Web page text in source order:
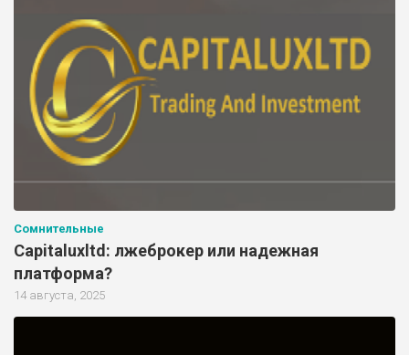
Сомнительные
Capitaluxltd: лжеброкер или надежная
платформа?
14 августа, 2025